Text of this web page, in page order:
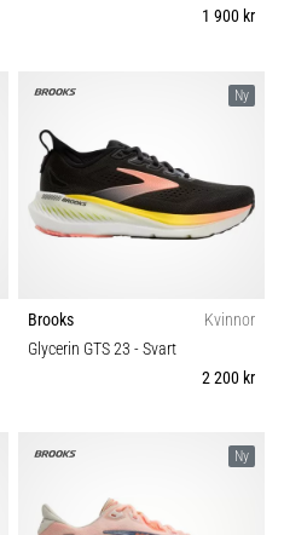
1 900 kr
Ny
Brooks
Kvinnor
Glycerin GTS 23 - Svart
2 200 kr
Ny